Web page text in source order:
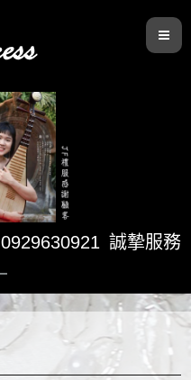
0929630921 誠摯服務